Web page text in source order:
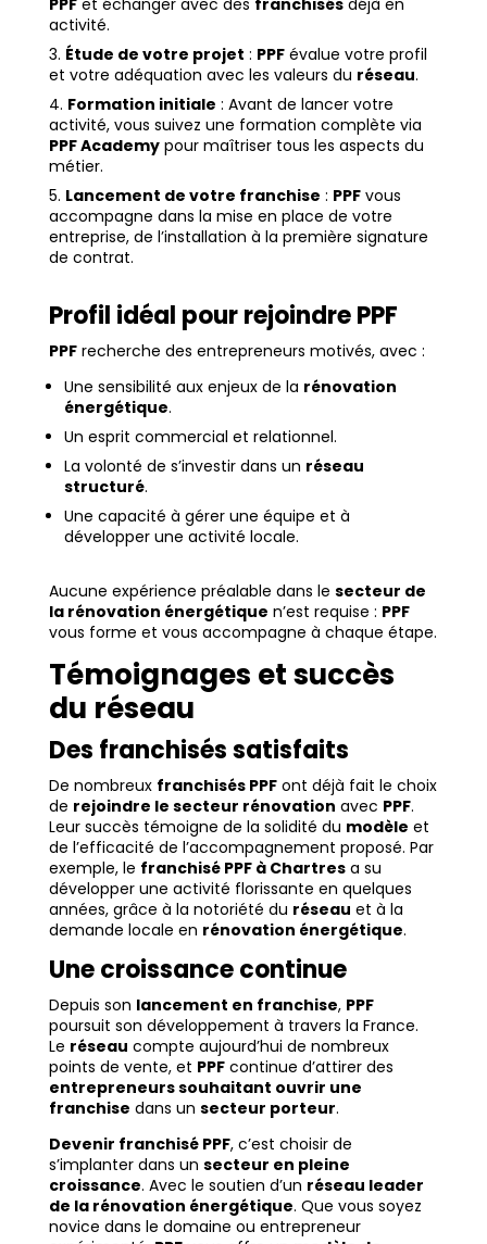
PPFet échanger avec des franchisésdéjà en
activité.
Étude de votre projet : PPFévalue votre profil
et votre adéquation avec les valeurs du réseau.
Formation initiale : Avant de lancer votre
activité, vous suivez une formation complète via
PPF Academypour maîtriser tous les aspects du
métier.
Lancement de votre franchise : PPFvous
accompagne dans la mise en place de votre
entreprise, de l’installation à la première signature
de contrat.
Profil idéal pour rejoindre PPF
PPFrecherche des entrepreneurs motivés, avec :
Une sensibilité aux enjeux de la rénovation
énergétique.
Un esprit commercial et relationnel.
La volonté de s’investir dans un réseau
structuré.
Une capacité à gérer une équipe et à
développer une activité locale.
Aucune expérience préalable dans le secteur de
la rénovation énergétique n’est requise : PPF
vous forme et vous accompagne à chaque étape.
Témoignages et succès
du réseau
Des franchisés satisfaits
De nombreux franchisés PPFont déjà fait le choix
de rejoindre le secteur rénovation avec PPF.
Leur succès témoigne de la solidité du modèle et
de l’efficacité de l’accompagnement proposé. Par
exemple, le franchisé PPF à Chartresa su
développer une activité florissante en quelques
années, grâce à la notoriété du réseau et à la
demande locale en rénovation énergétique.
Une croissance continue
Depuis son lancement en franchise, PPF
poursuit son développement à travers la France.
Le réseau compte aujourd’hui de nombreux
points de vente, et PPFcontinue d’attirer des
entrepreneurs souhaitant ouvrir une
franchise dans un secteur porteur.
Devenir franchisé PPF, c’est choisir de
s’implanter dans un secteur en pleine
croissance. Avec le soutien d’un réseau leader
de la rénovation énergétique. Que vous soyez
novice dans le domaine ou entrepreneur